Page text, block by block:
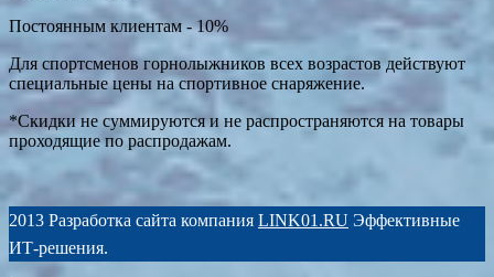
Постоянным клиентам - 10%
Для спортсменов горнолыжников всех возрастов действуют
специальные цены на спортивное снаряжение.
*Скидки не суммируются и не распространяются на товары
проходящие по распродажам.
2013 Разработка сайта компания LINK01.RU Эффективные
ИТ-решения.